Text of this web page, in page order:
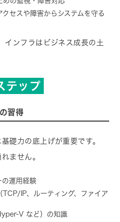
クセスや障害からシステムを守る
インフラはビジネス成長の土
テップ
習得
礎力の底上げが重要です。
ません。
運用経験
TCP/IP、ルーティング、ファイア
V など）の知識